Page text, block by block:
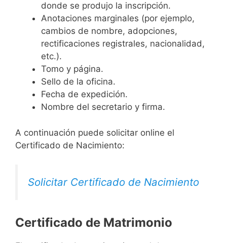
donde se produjo la inscripción.
Anotaciones marginales (por ejemplo,
cambios de nombre, adopciones,
rectificaciones registrales, nacionalidad,
etc.).
Tomo y página.
Sello de la oficina.
Fecha de expedición.
Nombre del secretario y firma.
A continuación puede solicitar online el
Certificado de Nacimiento:
Solicitar Certificado de Nacimiento
Certificado de Matrimonio